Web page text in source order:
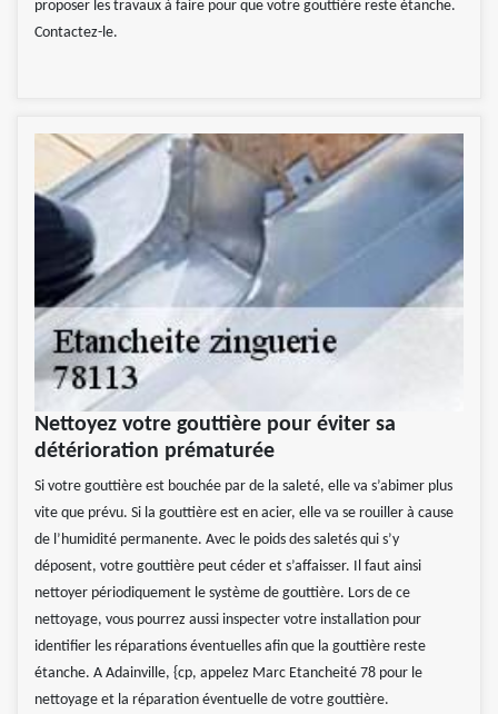
proposer les travaux à faire pour que votre gouttière reste étanche.
Contactez-le.
Nettoyez votre gouttière pour éviter sa
détérioration prématurée
Si votre gouttière est bouchée par de la saleté, elle va s’abimer plus
vite que prévu. Si la gouttière est en acier, elle va se rouiller à cause
de l’humidité permanente. Avec le poids des saletés qui s’y
déposent, votre gouttière peut céder et s’affaisser. Il faut ainsi
nettoyer périodiquement le système de gouttière. Lors de ce
nettoyage, vous pourrez aussi inspecter votre installation pour
identifier les réparations éventuelles afin que la gouttière reste
étanche. A Adainville, {cp, appelez Marc Etancheité 78 pour le
nettoyage et la réparation éventuelle de votre gouttière.